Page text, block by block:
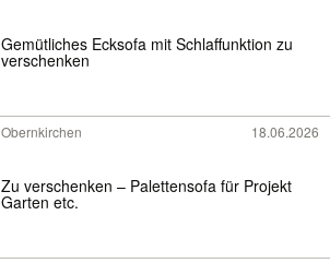
Gemütliches Ecksofa mit Schlaffunktion zu
verschenken
Obernkirchen 18.06.2026
Zu verschenken – Palettensofa für Projekt
Garten etc.